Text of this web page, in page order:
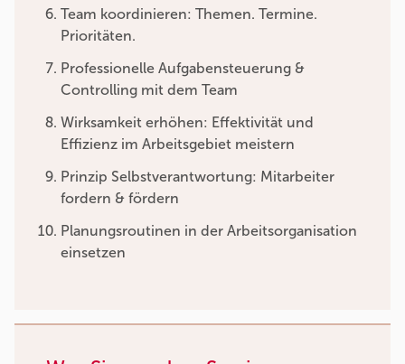
Team koordinieren: Themen. Termine.
Prioritäten.
Professionelle Aufgabensteuerung &
Controlling mit dem Team
Wirksamkeit erhöhen: Effektivität und
Effizienz im Arbeitsgebiet meistern
Prinzip Selbstverantwortung: Mitarbeiter
fordern & fördern
Planungsroutinen in der Arbeitsorganisation
einsetzen